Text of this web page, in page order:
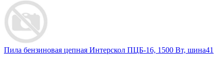
Пила бензиновая цепная Интерскол ПЦБ-16, 1500 Вт, шина41